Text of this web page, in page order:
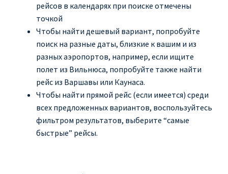
рейсов в календарях при поиске отмечены
точкой
Чтобы найти дешевый вариант, попробуйте
поиск на разные даты, близкие к вашим и из
разных аэропортов, например, если ищите
полет из Вильнюса, попробуйте также найти
рейс из Варшавы или Каунаса.
Чтобы найти прямой рейс (если имеется) среди
всех предложенных вариантов, воспользуйтесь
фильтром результатов, выберите “самые
быстрые” рейсы.